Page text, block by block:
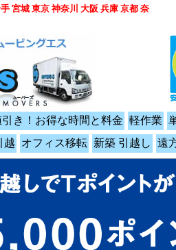
き！お得な時間と料金 軽作業
越 オフィス移転 新築 引越し 遠
宮城 東京 神奈川 大阪 兵庫 京都 奈